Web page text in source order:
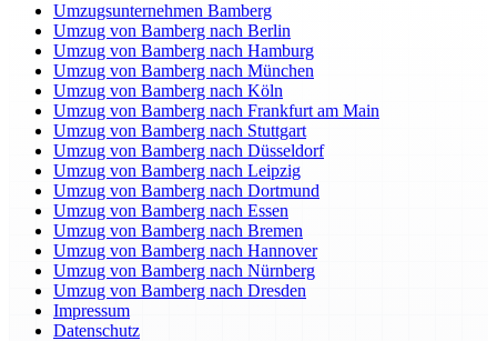
Umzugsunternehmen Bamberg
Umzug von Bamberg nach Berlin
Umzug von Bamberg nach Hamburg
Umzug von Bamberg nach München
Umzug von Bamberg nach Köln
Umzug von Bamberg nach Frankfurt am Main
Umzug von Bamberg nach Stuttgart
Umzug von Bamberg nach Düsseldorf
Umzug von Bamberg nach Leipzig
Umzug von Bamberg nach Dortmund
Umzug von Bamberg nach Essen
Umzug von Bamberg nach Bremen
Umzug von Bamberg nach Hannover
Umzug von Bamberg nach Nürnberg
Umzug von Bamberg nach Dresden
Impressum
Datenschutz